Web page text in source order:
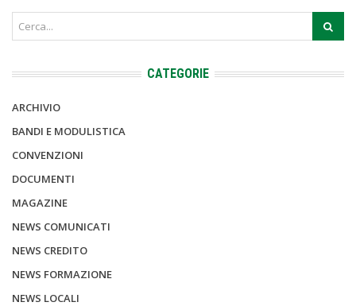
CATEGORIE
ARCHIVIO
BANDI E MODULISTICA
CONVENZIONI
DOCUMENTI
MAGAZINE
NEWS COMUNICATI
NEWS CREDITO
NEWS FORMAZIONE
NEWS LOCALI